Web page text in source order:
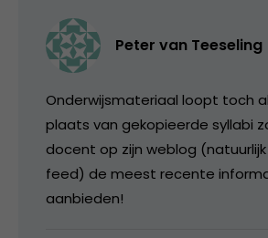
Peter van Teeseling
Onderwijsmateriaal loopt toch
plaats van gekopieerde syllabi
docent op zijn weblog (natuurlijk
feed) de meest recente
aanbieden!